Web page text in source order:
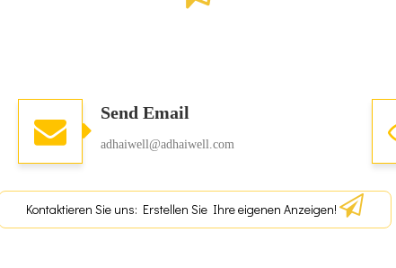
Send Email
adhaiwell@adhaiwell.com
Kontaktieren Sie uns: Erstellen Sie Ihre eigenen Anzeigen!